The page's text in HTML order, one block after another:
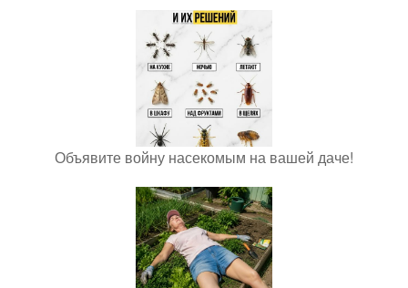
Объявите войну насекомым на вашей даче!